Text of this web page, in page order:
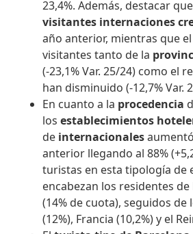
23,4%. Además, destacar
visitantes internaciones
año anterior, mientras que
visitantes tanto de la
(-23,1% Var. 25/24) como el
han disminuido (-12,7% Var.
En cuanto a la procedencia
losestablecimientos
de internacionales
anterior llegando al 88%
turistas en esta tipología de
encabezan los residentes
(14% de cuota), seguidos de
(12%), Francia (10,2%) y el